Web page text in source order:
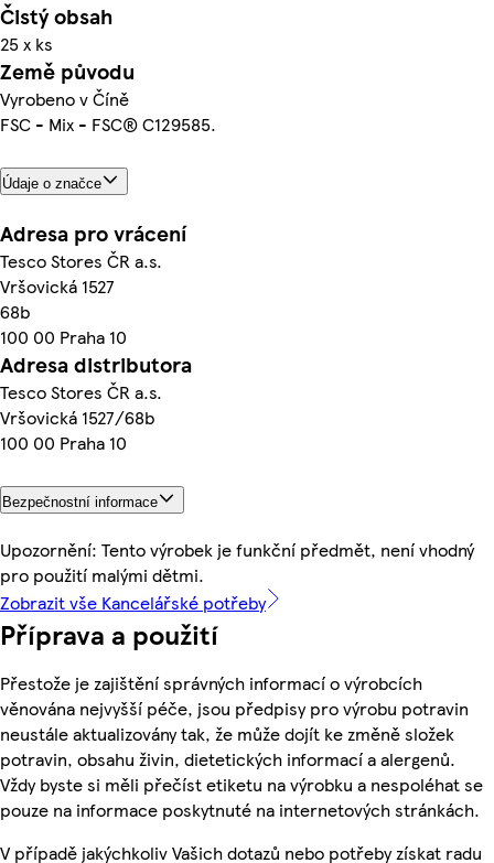
Čistý obsah
25 x ks
Země původu
Vyrobeno v Číně
FSC - Mix - FSC® C129585.
Údaje o značce
Adresa pro vrácení
Tesco Stores ČR a.s.
Vršovická 1527
68b
100 00 Praha 10
Adresa distributora
Tesco Stores ČR a.s.
Vršovická 1527/68b
100 00 Praha 10
Bezpečnostní informace
Upozornění: Tento výrobek je funkční předmět, není vhodný
pro použití malými dětmi.
Zobrazit vše Kancelářské potřeby
Příprava a použití
Přestože je zajištění správných informací o výrobcích
věnována nejvyšší péče, jsou předpisy pro výrobu potravin
neustále aktualizovány tak, že může dojít ke změně složek
potravin, obsahu živin, dietetických informací a alergenů.
Vždy byste si měli přečíst etiketu na výrobku a nespoléhat se
pouze na informace poskytnuté na internetových stránkách.
V případě jakýchkoliv Vašich dotazů nebo potřeby získat radu